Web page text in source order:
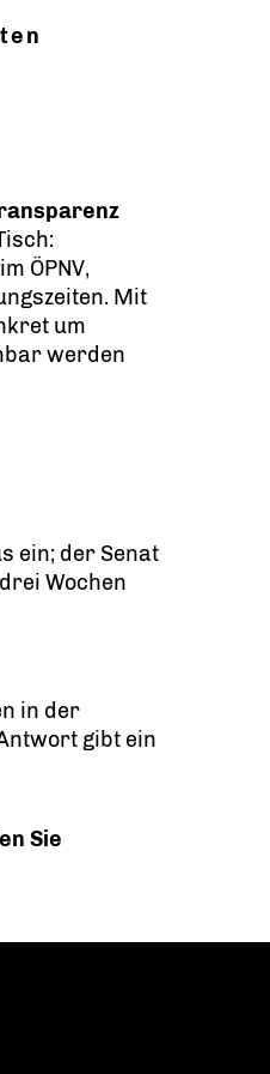
ÖPNV,
Mit
um
werden
ein; der Senat
Wochen
in der
gibt ein
Sie